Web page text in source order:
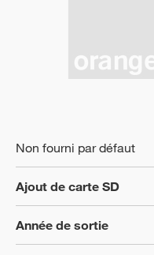
Non fourni par défaut
Ajout de carte SD
Année de sortie